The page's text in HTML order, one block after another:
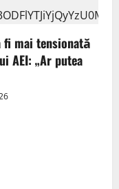
fi mai tensionată
AEI: „Ar putea